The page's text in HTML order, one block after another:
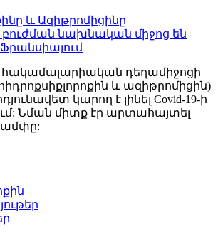
և Ազիթրոմիցինը
բուժման նախնական միջոց են
հակամալարիական դեղամիջոցի
և ազիթրոմիցին)
կարող է լինել Covid-19-ի
Նման միտք էր արտահայտել